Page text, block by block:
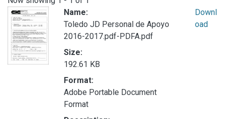
Name:
Toledo JD Personal de Apoyo
2016-2017.pdf-PDFA.pdf
Size:
192.61 KB
Format:
Adobe Portable Document
Format
Downl
oad